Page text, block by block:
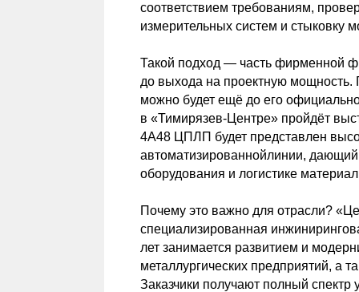
соответствием требованиям,
измерительных систем и стыковку
Такой подход — часть фирменной
до выхода на проектную мощность.
можно будет ещё до его
в «Тимирязев-Центре» пройдёт
4А48 ЦПЛП будет представлен
автоматизированнойлинии,
оборудования и логистике
Почему это важно для отрасли?
специализированная
лет занимается развитием и
металлургических предприятий, а
Заказчики получают полный спектр